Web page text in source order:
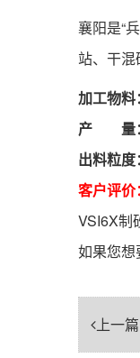
襄阳是“
站、干混
加工物料：
产 量：
出料粒度：
客户评价：
VSI6X制
如果您
上一篇